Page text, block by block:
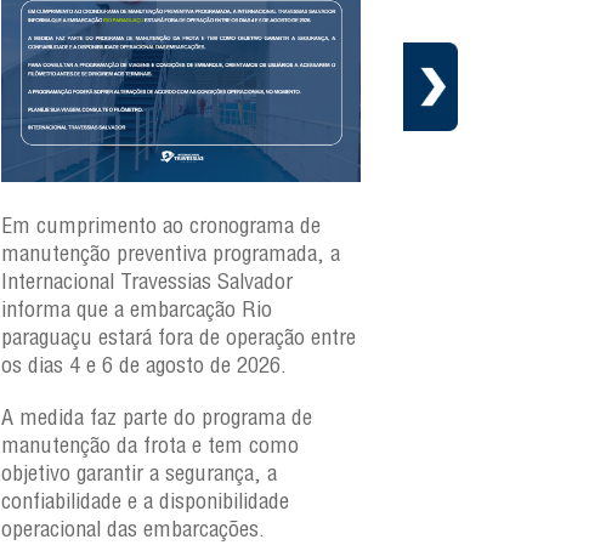
Em cumprimento ao cronograma de
manutenção preventiva programada, a
Internacional Travessias Salvador
informa que a embarcação Rio
paraguaçu estará fora de operação entre
os dias 4 e 6 de agosto de 2026.
A medida faz parte do programa de
manutenção da frota e tem como
objetivo garantir a segurança, a
confiabilidade e a disponibilidade
operacional das embarcações.